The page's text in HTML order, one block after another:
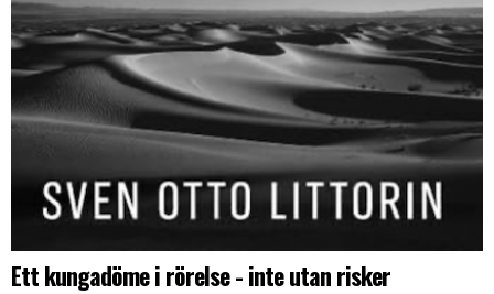
Ett kungadöme i rörelse - inte utan risker